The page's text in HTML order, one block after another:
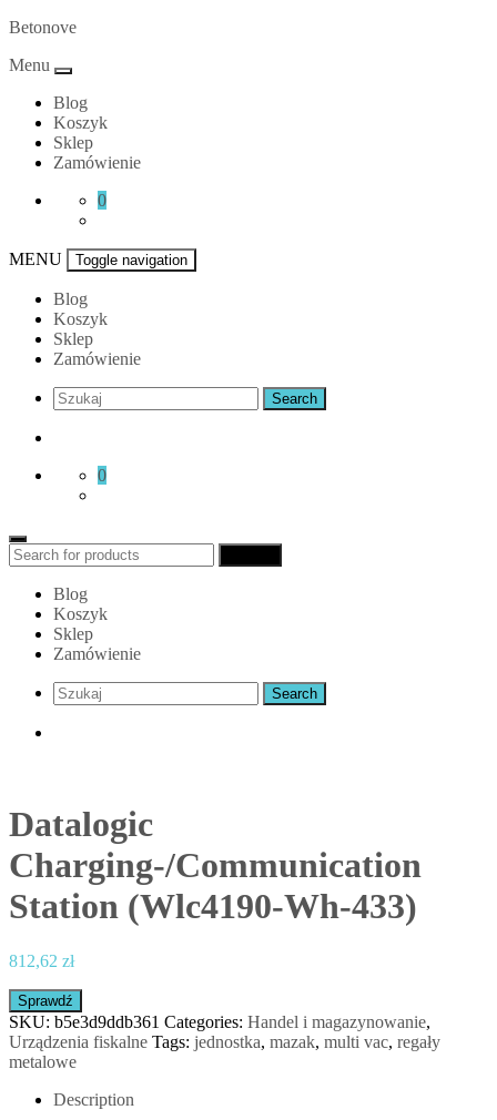
Skip
content
Betonove
Menu
Blog
Koszyk
Sklep
Zamówienie
0
MENU Toggle navigation
Blog
Koszyk
Sklep
Zamówienie
0
Search
for:
Blog
Koszyk
Sklep
Zamówienie
Datalogic
Charging-/Communication
Station (Wlc4190-Wh-433)
812,62 zł
Sprawdź
SKU: b5e3d9ddb361 Categories: Handel i magazynowanie,
Urządzenia fiskalne Tags: jednostka, mazak, multi vac, regały
metalowe
Description